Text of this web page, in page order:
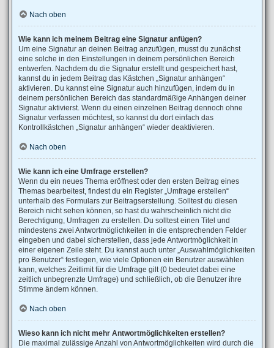
Nach oben
Wie kann ich meinem Beitrag eine Signatur anfügen?
Um eine Signatur an deinen Beitrag anzufügen, musst du zunächst
eine solche in den Einstellungen in deinem persönlichen Bereich
entwerfen. Nachdem du die Signatur erstellt und gespeichert hast,
kannst du in jedem Beitrag das Kästchen „Signatur anhängen“
aktivieren. Du kannst eine Signatur auch hinzufügen, indem du in
deinem persönlichen Bereich das standardmäßige Anhängen deiner
Signatur aktivierst. Wenn du einen einzelnen Beitrag dennoch ohne
Signatur verfassen möchtest, so kannst du dort einfach das
Kontrollkästchen „Signatur anhängen“ wieder deaktivieren.
Nach oben
Wie kann ich eine Umfrage erstellen?
Wenn du ein neues Thema eröffnest oder den ersten Beitrag eines
Themas bearbeitest, findest du ein Register „Umfrage erstellen“
unterhalb des Formulars zur Beitragserstellung. Solltest du diesen
Bereich nicht sehen können, so hast du wahrscheinlich nicht die
Berechtigung, Umfragen zu erstellen. Du solltest einen Titel und
mindestens zwei Antwortmöglichkeiten in die entsprechenden Felder
eingeben und dabei sicherstellen, dass jede Antwortmöglichkeit in
einer eigenen Zeile steht. Du kannst auch unter „Auswahlmöglichkeiten
pro Benutzer“ festlegen, wie viele Optionen ein Benutzer auswählen
kann, welches Zeitlimit für die Umfrage gilt (0 bedeutet dabei eine
zeitlich unbegrenzte Umfrage) und schließlich, ob die Benutzer ihre
Stimme ändern können.
Nach oben
Wieso kann ich nicht mehr Antwortmöglichkeiten erstellen?
Die maximal zulässige Anzahl von Antwortmöglichkeiten wird durch die